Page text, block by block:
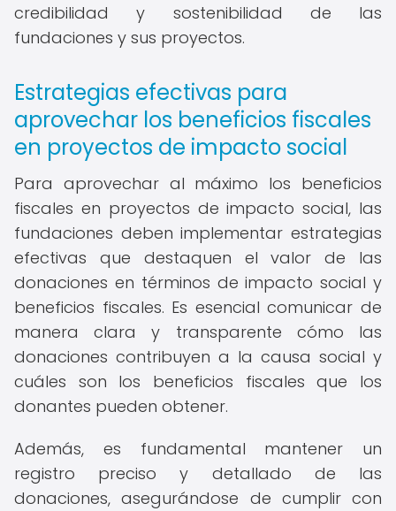
credibilidad y sostenibilidad de las
fundaciones y sus proyectos.
Estrategias efectivas para
aprovechar los beneficios fiscales
en proyectos de impacto social
Para aprovechar al máximo los beneficios
fiscales en proyectos de impacto social, las
fundaciones deben implementar estrategias
efectivas que destaquen el valor de las
donaciones en términos de impacto social y
beneficios fiscales. Es esencial comunicar de
manera clara y transparente cómo las
donaciones contribuyen a la causa social y
cuáles son los beneficios fiscales que los
donantes pueden obtener.
Además, es fundamental mantener un
registro preciso y detallado de las
donaciones, asegurándose de cumplir con